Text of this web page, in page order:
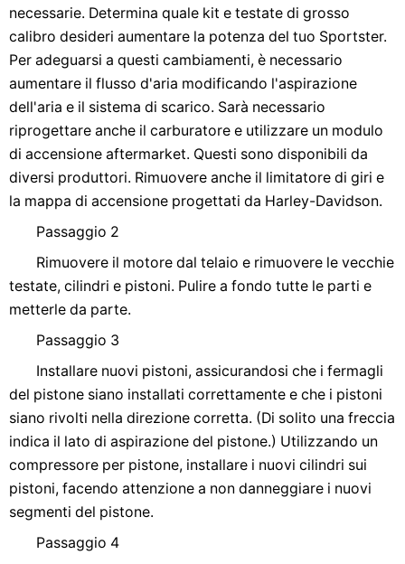
necessarie. Determina quale kit e testate di grosso
calibro desideri aumentare la potenza del tuo Sportster.
Per adeguarsi a questi cambiamenti, è necessario
aumentare il flusso d'aria modificando l'aspirazione
dell'aria e il sistema di scarico. Sarà necessario
riprogettare anche il carburatore e utilizzare un modulo
di accensione aftermarket. Questi sono disponibili da
diversi produttori. Rimuovere anche il limitatore di giri e
la mappa di accensione progettati da Harley-Davidson.
Passaggio 2
Rimuovere il motore dal telaio e rimuovere le vecchie
testate, cilindri e pistoni. Pulire a fondo tutte le parti e
metterle da parte.
Passaggio 3
Installare nuovi pistoni, assicurandosi che i fermagli
del pistone siano installati correttamente e che i pistoni
siano rivolti nella direzione corretta. (Di solito una freccia
indica il lato di aspirazione del pistone.) Utilizzando un
compressore per pistone, installare i nuovi cilindri sui
pistoni, facendo attenzione a non danneggiare i nuovi
segmenti del pistone.
Passaggio 4